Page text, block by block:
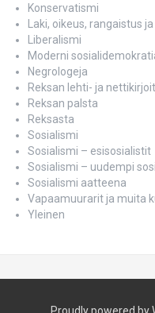
Konservatismi
Laki, oikeus, rangaistus
Liberalismi
Moderni
Negrologeja
Reksan lehti- ja
Reksan palsta
Reksasta
Sosialismi
Sosialismi – esisosialistit
Sosialismi – uudempi
Sosialismi aatteena
Vapaamuurarit ja muita
Yleinen